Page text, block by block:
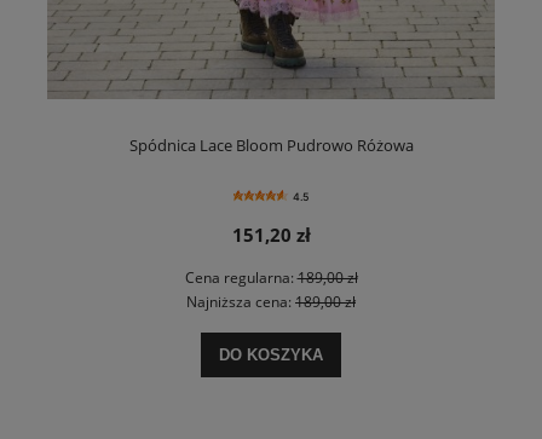
Spódnica Lace Bloom Pudrowo Różowa
4.5
151,20 zł
Cena regularna:189,00 zł
Najniższa cena: 189,00 zł
DO KOSZYKA